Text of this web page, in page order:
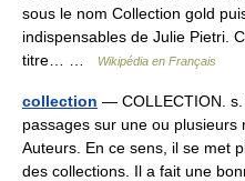
sous le nom Collection gold
indispensables de Julie Pietri.
titre… …
Wikipédia en Français
collection — COLLECTION.
passages sur une ou
Auteurs. En ce sens, il se met
des collections. Il a fait une